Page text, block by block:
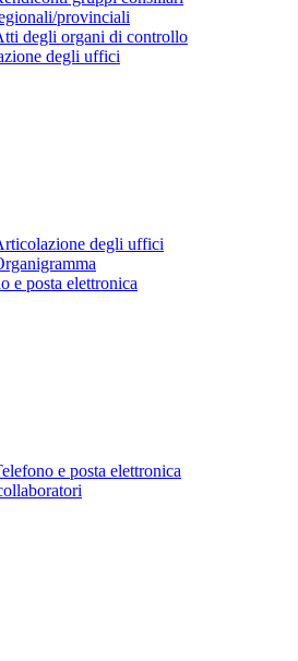
provinciali
degli organi di controllo
degli uffici
degli uffici
e posta elettronica
e posta elettronica